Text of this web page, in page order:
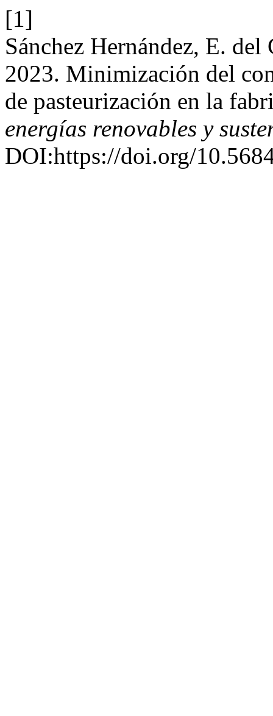
[1]
Sánchez Hernández, E.
2023. Minimización del
de pasteurización en la
energías renovables y
DOI:https://doi.org/